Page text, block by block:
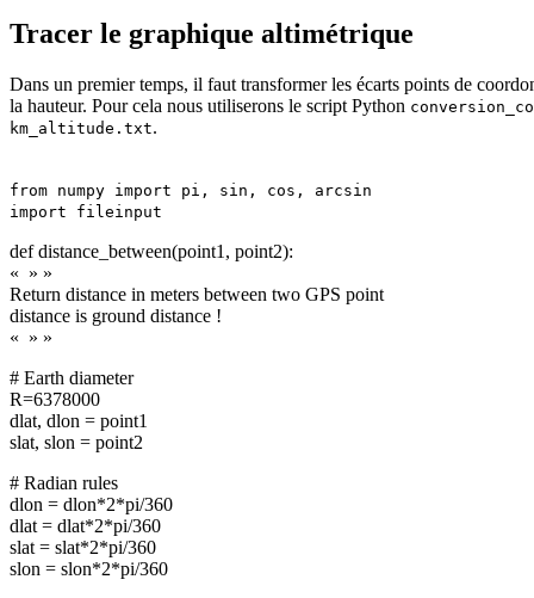
Tracer le graphique altimétrique
Dans un premier temps, il faut transformer les écarts points de
la hauteur. Pour cela nous utiliserons le script Python
km_altitude.txt.
from numpy import pi, sin, cos, arcsin
import fileinput
def distance_between(point1, point2):
« » »
Return distance in meters between two GPS point
distance is ground distance !
« » »
# Earth diameter
R=6378000
dlat, dlon = point1
slat, slon = point2
# Radian rules
dlon = dlon*2*pi/360
dlat = dlat*2*pi/360
slat = slat*2*pi/360
slon = slon*2*pi/360